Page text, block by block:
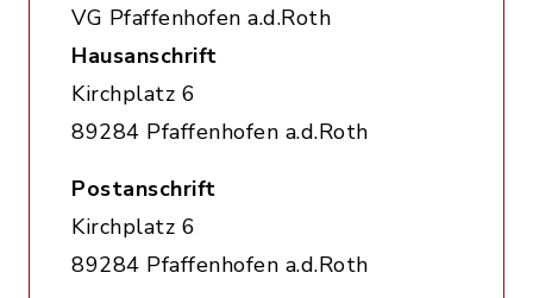
VG Pfaffenhofen a.d.Roth
Hausanschrift
Kirchplatz 6
89284 Pfaffenhofen a.d.Roth
Postanschrift
Kirchplatz 6
89284 Pfaffenhofen a.d.Roth